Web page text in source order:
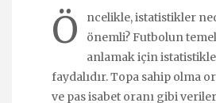
Ö
ncelikle, istatistikler
önemli? Futbolun
anlamak için
faydalıdır. Topa sahip olma
ve pas isabet oranı gibi